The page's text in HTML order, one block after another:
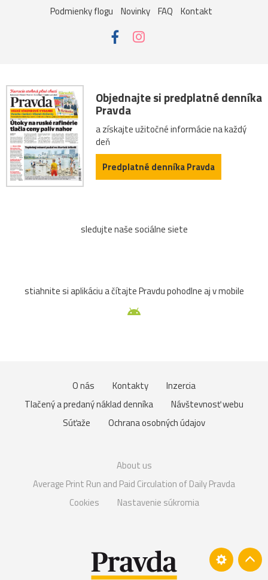
Podmienky flogu Novinky FAQ Kontakt
Objednajte si predplatné denníka
Pravda
a získajte užitočné informácie na každý
deň
Predplatné denníka Pravda
sledujte naše sociálne siete
stiahnite si aplikáciu a čítajte Pravdu pohodlne aj v mobile
O nás Kontakty
Inzercia
Tlačený a predaný náklad denníka
Návštevnosť webu
Súťaže
Ochrana osobných údajov
About us
Average Print Run and Paid Circulation of Daily Pravda
Cookies
Nastavenie súkromia